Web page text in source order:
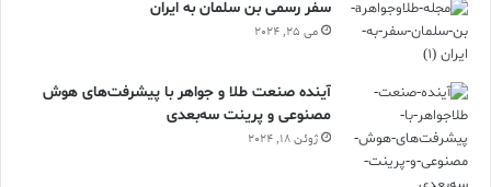
سفر رسمی بن سلمان به ایران
می 25, 2024
آینده صنعت طلا و جواهر با پیشرفت‌های هوش
مصنوعی و پرینت سه‌بعدی
ژوئن 18, 2024